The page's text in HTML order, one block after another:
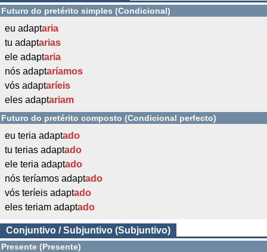
Futuro do pretérito simples (Condicional)
eu adaptaria
tu adaptarias
ele adaptaria
nós adaptaríamos
vós adaptaríeis
eles adaptariam
Futuro do pretérito composto (Condicional perfecto)
eu teria adaptado
tu terias adaptado
ele teria adaptado
nós teríamos adaptado
vós teríeis adaptado
eles teriam adaptado
Conjuntivo / Subjuntivo (Subjuntivo)
Presente (Presente)